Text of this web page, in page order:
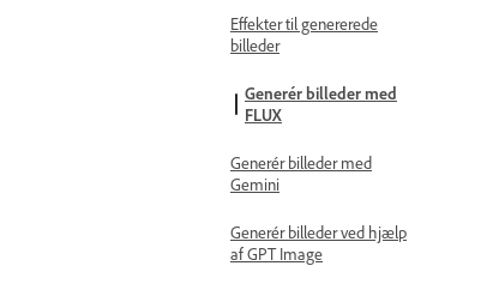
Effekter til genererede
billeder
Generér billeder med
FLUX
Generér billeder med
Gemini
Generér billeder ved hjælp
af GPT Image